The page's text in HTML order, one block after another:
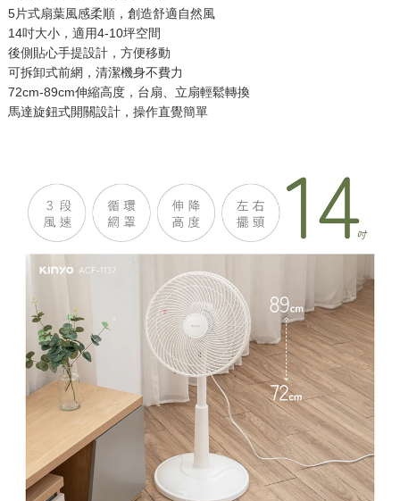
5片式扇葉風感柔順，創造舒適自然風
14吋大小，適用4-10坪空間
後側貼心手提設計，方便移動
可拆卸式前網，清潔機身不費力
72cm-89cm伸縮高度，台扇、立扇輕鬆轉換
馬達旋鈕式開關設計，操作直覺簡單